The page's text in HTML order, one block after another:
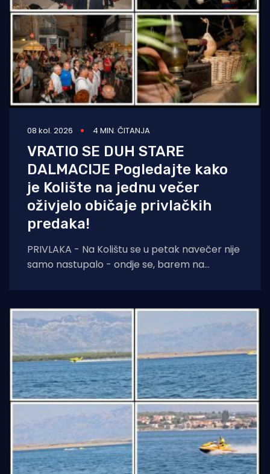
08 kol. 2026 4 MIN. ČITANJA
VRATIO SE DUH STARE
DALMACIJE Pogledajte kako
je Kolište na jednu večer
oživjelo običaje privlačkih
predaka!
PRIVLAKA - Na Kolištu se u petak navečer nije
samo nastupalo - ondje se, barem na